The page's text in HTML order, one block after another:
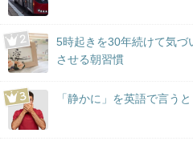
5時起きを30年続けて気
させる朝習慣
「静かに」を英語で言うと